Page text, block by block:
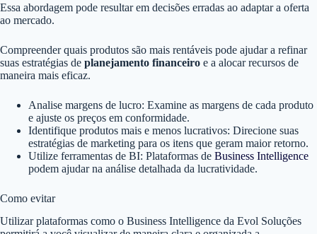
Essa abordagem pode resultar em decisões erradas ao adaptar a oferta
ao mercado.
Compreender quais produtos são mais rentáveis pode ajudar a refinar
suas estratégias de planejamento financeiro e a alocar recursos de
maneira mais eficaz.
Analise margens de lucro: Examine as margens de cada produto
e ajuste os preços em conformidade.
Identifique produtos mais e menos lucrativos: Direcione suas
estratégias de marketing para os itens que geram maior retorno.
Utilize ferramentas de BI: Plataformas de Business Intelligence
podem ajudar na análise detalhada da lucratividade.
Como evitar
Utilizar plataformas como o Business Intelligence da Evol Soluções